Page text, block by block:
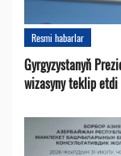
Resmi habarlar
Gyrgyzystanyň
wizasyny teklip etdi